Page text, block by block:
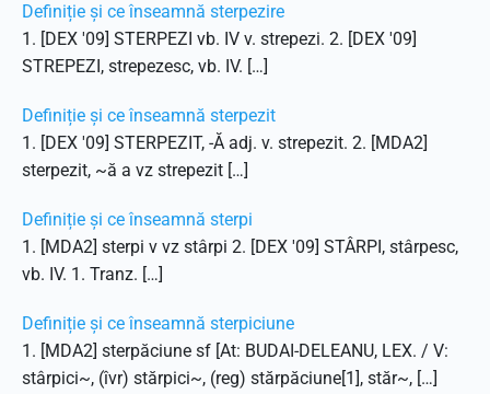
Definiție și ce înseamnă sterpezire
1. [DEX '09] STERPEZI vb. IV v. strepezi. 2. [DEX '09]
STREPEZI, strepezesc, vb. IV. […]
Definiție și ce înseamnă sterpezit
1. [DEX '09] STERPEZIT, -Ă adj. v. strepezit. 2. [MDA2]
sterpezit, ~ă a vz strepezit […]
Definiție și ce înseamnă sterpi
1. [MDA2] sterpi v vz stârpi 2. [DEX '09] STÂRPI, stârpesc,
vb. IV. 1. Tranz. […]
Definiție și ce înseamnă sterpiciune
1. [MDA2] sterpăciune sf [At: BUDAI-DELEANU, LEX. / V:
stârpici~, (îvr) stărpici~, (reg) stărpăciune[1], stăr~, […]